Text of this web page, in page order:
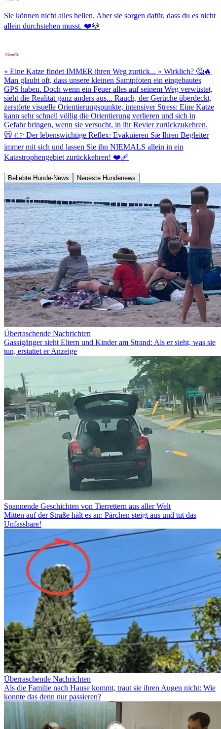
Sie können nicht alles heilen. Aber sie sorgen dafür, dass du es nicht
allein durchstehen musst. ❤️🐶
« Eine Katze findet IMMER ihren Weg zurück... » Wirklich? 🤔🔥
Man glaubt oft, dass unsere kleinen Samtpfoten ein eingebautes
GPS haben. Doch wenn ein Feuer alles auf seinem Weg verwüstet,
sieht die Realität ganz anders aus... Rauch, der Gerüche überdeckt,
zerstörte visuelle Orientierungspunkte, intensiver Stress: Eine Katze
kann sehr schnell völlig die Orientierung verlieren und sich in
Gefahr bringen, wenn sie versucht, in ihr Revier zurückzukehren.
😿 👉 Der lebenswichtige Reflex: Evakuieren Sie Ihren Begleiter
immer mit sich und lassen Sie ihn NIEMALS allein in ein
Katastrophengebiet zurückkehren! ❤️‍🩹
Beliebte Hunde-News Neueste Hundenews
Überraschende Nachrichten
Gassigänger sieht Eltern und Kinder am Strand: Als er sieht, was sie
tun, erstattet er Anzeige
Spannende Geschichten von Tierrettern aus aller Welt
Mitten auf der Straße hält es an: Pärchen steigt aus und tut das
Unfassbare!
Überraschende Nachrichten
Als die Familie nach Hause kommt, traut sie ihren Augen nicht: Wie
konnte das denn nur passieren?